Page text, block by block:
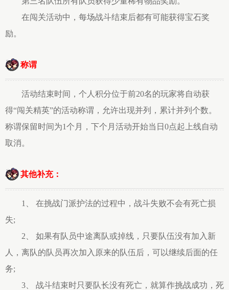
在闯关活动中，每场战斗结束后都有可能获得宝石奖
励。
称谓
活动结束时间，个人积分位于前20名的玩家将自动获
得“闯关精英”的活动称谓，允许出现并列，累计并列个数。
称谓保留时间为1个月，下个月活动开始当日0点起上线自动
取消。
其他补充：
1、 在挑战门派护法的过程中，战斗失败不会有死亡损
失;
2、 如果有队员中途离队或掉线，只要队伍没有加入新
人，离队的队员再次加入原来的队伍后，可以继续后面的任
务;
3、 战斗结束时只要队长没有死亡，就算作挑战成功，死